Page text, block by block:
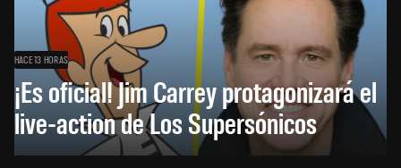
HACE 13 HORAS
¡Es oficial! Jim Carrey protagonizará el
live-action de Los Supersónicos